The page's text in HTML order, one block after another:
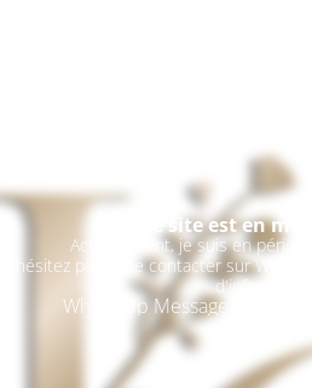
Le site est en
Actuellement, je suis en
N'hésitez pas à me contacter sur
Whatsapp Message / non